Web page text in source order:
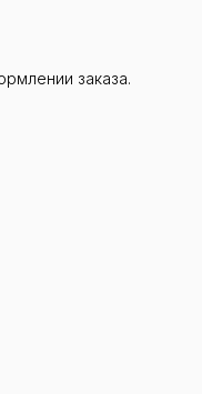
заказа.